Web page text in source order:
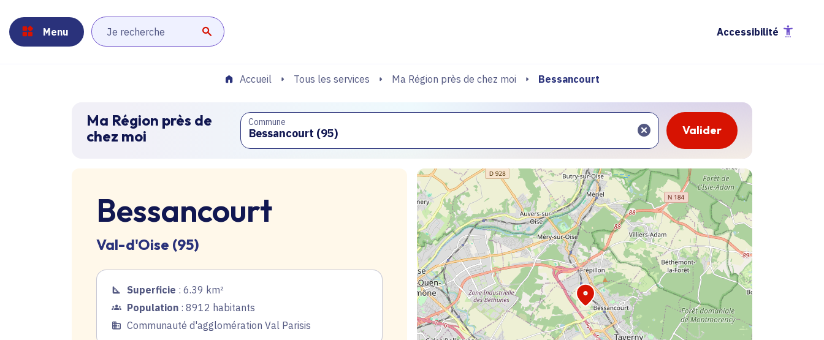
Menu
Lancer la recherche Accessibilité
Accueil Tous les services Ma Région près de chez moi Bessancourt
Ma Région près de
chez moi
Commune
Bessancourt
Val-d'Oise (95)
Superficie : 6.39 km²
Population : 8912 habitants
Communauté d'agglomération Val Parisis